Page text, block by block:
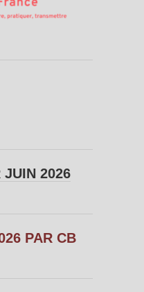
JUIN 2026
PAR CB